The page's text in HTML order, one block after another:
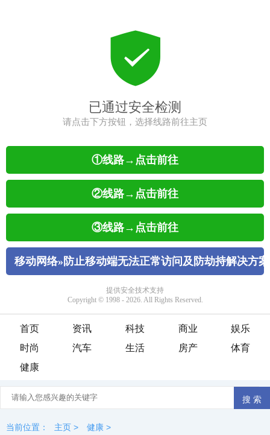
首页 资讯 科技 商业
娱乐
时尚
汽车 生活 房产
体育
健康
当前位置： 主页 > 健康 >